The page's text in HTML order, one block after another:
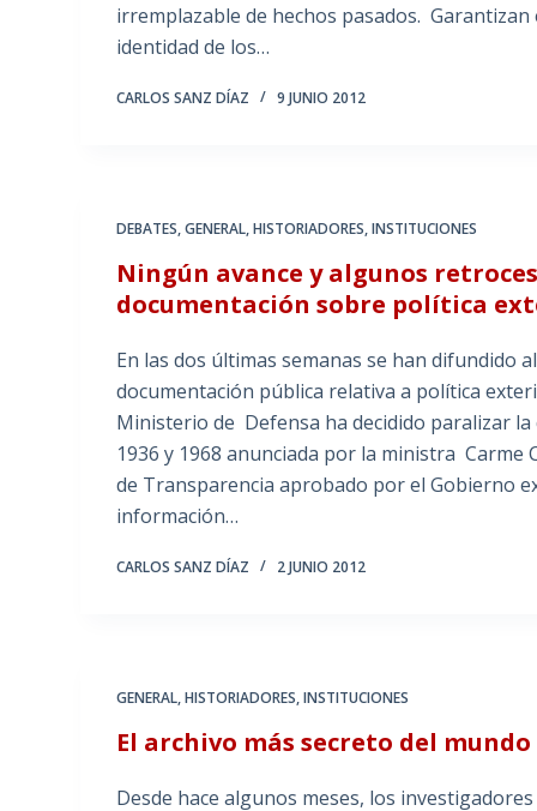
irremplazable de hechos pasados.
identidad de los…
CARLOS SANZ DÍAZ 9 JUNIO 2012
DEBATES,GENERAL,HISTORIADORES,INSTITUCIONES
Ningún avance y algunos
documentación sobre política
En las dos últimas semanas se han difundido
documentación pública relativa a política
Ministerio de Defensa ha decidido paralizar
1936 y 1968 anunciada por la ministra
de Transparencia aprobado por el Gobierno
información…
CARLOS SANZ DÍAZ 2 JUNIO 2012
GENERAL,HISTORIADORES,INSTITUCIONES
El archivo más secreto del
Desde hace algunos meses, los